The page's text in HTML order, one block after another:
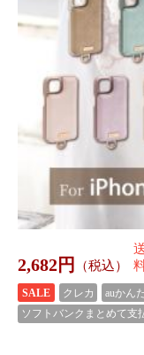
（税込）
送料無
auかんたん決済
ソフトバンクまとめて支払い・
公式 Elegante iPhone 17e 1
7 ケース iPhone16e 16 ケ
ース ショルダー キルティ
ング iphone15 14 13 12 pro
2,682円（税込）